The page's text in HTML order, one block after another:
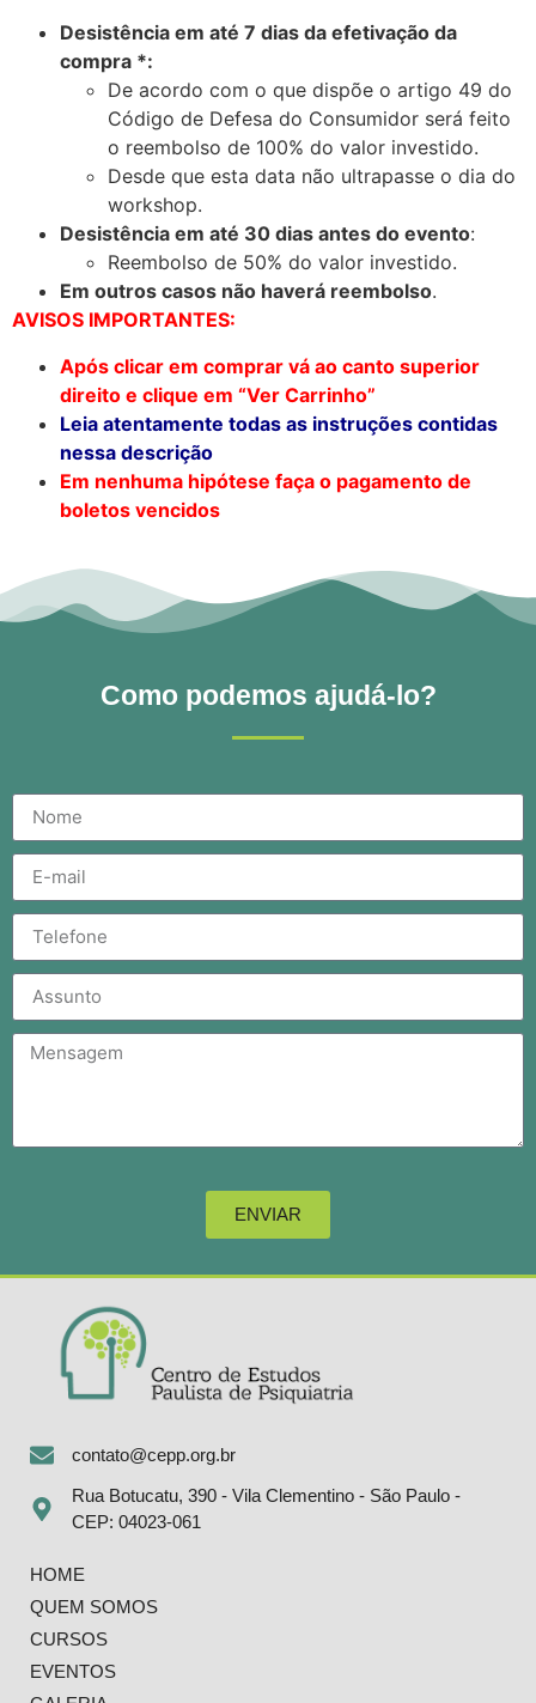
Desistência em até 7 dias da efetivação da
compra *:
De acordo com o que dispõe o artigo 49 do
Código de Defesa do Consumidor será feito
o reembolso de 100% do valor investido.
Desde que esta data não ultrapasse o dia do
workshop.
Desistência em até 30 dias antes do evento:
Reembolso de 50% do valor investido.
Em outros casos não haverá reembolso.
AVISOS IMPORTANTES:
Após clicar em comprar vá ao canto superior
direito e clique em “Ver Carrinho”
Leia atentamente todas as instruções contidas
nessa descrição
Em nenhuma hipótese faça o pagamento de
boletos vencidos
Como podemos ajudá-lo?
ENVIAR
contato@cepp.org.br
Rua Botucatu, 390 - Vila Clementino - São Paulo -
CEP: 04023-061
HOME
QUEM SOMOS
CURSOS
EVENTOS